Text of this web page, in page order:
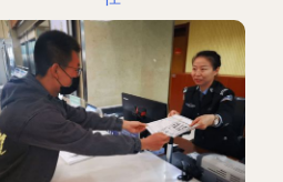
新时间：2026-08-06 04:28:01